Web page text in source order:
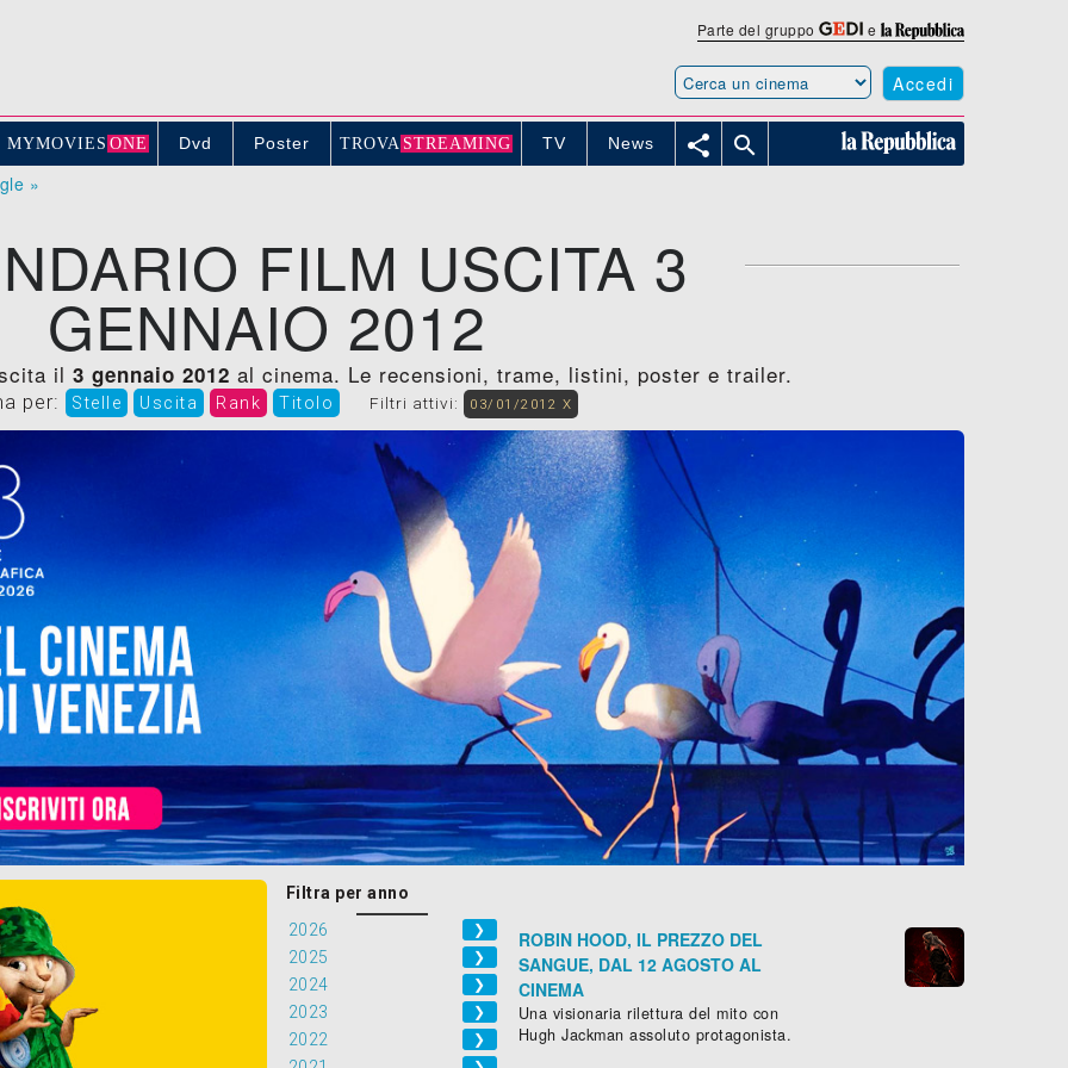
Parte del gruppo e
Accedi
MYMOVIE S ONE Dvd Poster TROVA STREAMING TV News  
»
FILM USCITA 3
GENNAIO 2012
il 3 gennaio 2012 al cinema. Le recensioni, trame, listini, poster e trailer.
per: Stelle Uscita Rank Titolo Filtri attivi: 03/01/2012 X
Filtra per anno
2026
❯
2025 ❯
2024 ❯
2023 ❯
2022 ❯
ROBIN HOOD, IL PREZZO DEL
SANGUE, DAL 12 AGOSTO AL
CINEMA
Una visionaria rilettura del mito con
Hugh Jackman assoluto protagonista.